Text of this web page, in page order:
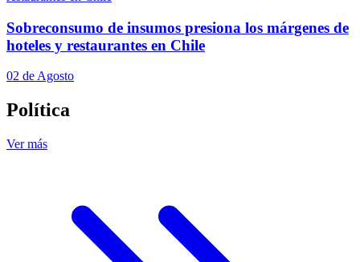
Sobreconsumo de insumos presiona los márgenes de
hoteles y restaurantes en Chile
02 de Agosto
Política
Ver más